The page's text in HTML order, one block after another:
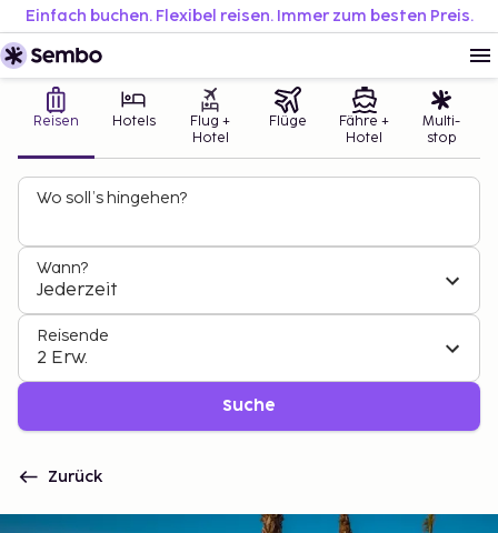
Einfach buchen. Flexibel reisen. Immer zum besten Preis.
Reisen Hotels
Flug +
Hotel
Flüge
Fähre +
Hotel
Multi-
stop
Wo soll’s hingehen?
Wann?
Jederzeit
Reisende
2 Erw.
Suche
Zurück